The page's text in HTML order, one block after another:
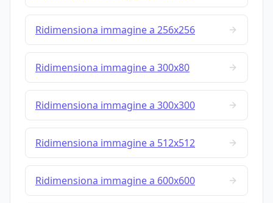
Ridimensiona immagine a 256x256
Ridimensiona immagine a 300x80
Ridimensiona immagine a 300x300
Ridimensiona immagine a 512x512
Ridimensiona immagine a 600x600